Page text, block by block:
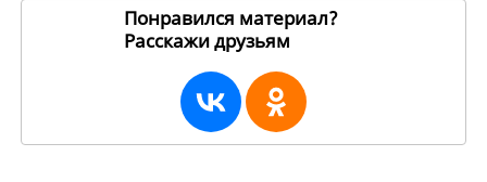
Понравился материал?
Расскажи друзьям